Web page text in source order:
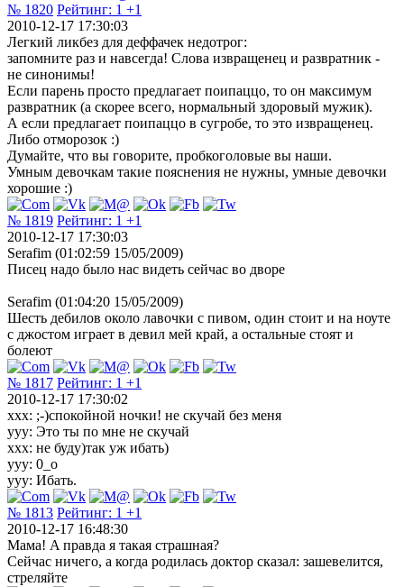
№ 1820 Рейтинг: 1 +1
2010-12-17 17:30:03
Легкий ликбез для деффачек недотрог:
запомните раз и навсегда! Слова извращенец и развратник -
не синонимы!
Если парень просто предлагает поипаццо, то он максимум
развратник (а скорее всего, нормальный здоровый мужик).
А если предлагает поипаццо в сугробе, то это извращенец.
Либо отморозок :)
Думайте, что вы говорите, пробкоголовые вы наши.
Умным девочкам такие пояснения не нужны, умные девочки
хорошие :)
№ 1819 Рейтинг: 1 +1
2010-12-17 17:30:03
Serafim (01:02:59 15/05/2009)
Писец надо было нас видеть сейчас во дворе
Serafim (01:04:20 15/05/2009)
Шесть дебилов около лавочки с пивом, один стоит и на ноуте
с джостом играет в девил мей край, а остальные стоят и
болеют
№ 1817 Рейтинг: 1 +1
2010-12-17 17:30:02
xxx: ;-)спокойной ночки! не скучай без меня
yyy: Это ты по мне не скучай
xxx: не буду)так уж ибать)
yyy: 0_о
yyy: Ибать.
№ 1813 Рейтинг: 1 +1
2010-12-17 16:48:30
Мама! A правда я такая страшная?
Сейчас ничего, а когда родилась доктор сказал: зашевелится,
стреляйте